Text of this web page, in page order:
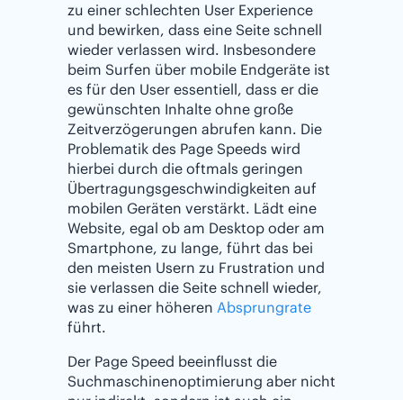
zu einer schlechten User Experience
und bewirken, dass eine Seite schnell
wieder verlassen wird. Insbesondere
beim Surfen über mobile Endgeräte ist
es für den User essentiell, dass er die
gewünschten Inhalte ohne große
Zeitverzögerungen abrufen kann. Die
Problematik des Page Speeds wird
hierbei durch die oftmals geringen
Übertragungsgeschwindigkeiten auf
mobilen Geräten verstärkt. Lädt eine
Website, egal ob am Desktop oder am
Smartphone, zu lange, führt das bei
den meisten Usern zu Frustration und
sie verlassen die Seite schnell wieder,
was zu einer höheren Absprungrate
führt.
Der Page Speed beeinflusst die
Suchmaschinenoptimierung aber nicht